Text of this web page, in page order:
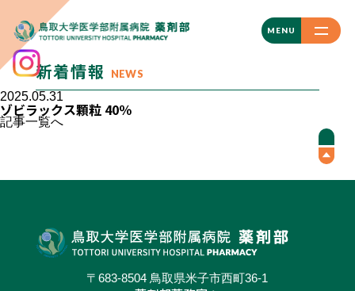
MENU
CLOSE
新着情報 NEWS
2025.05.31
ゾビラックス顆粒 40％
記事一覧へ
〒683-8504 鳥取県米子市西町36-1